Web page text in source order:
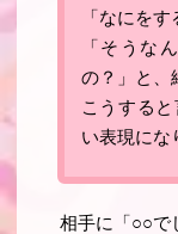
「なにをす
「そうな
の？」と、
こうする
い表現にな
相手に「○○で